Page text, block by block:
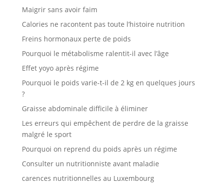
Maigrir sans avoir faim
Calories ne racontent pas toute l’histoire nutrition
Freins hormonaux perte de poids
Pourquoi le métabolisme ralentit-il avec l’âge
Effet yoyo après régime
Pourquoi le poids varie-t-il de 2 kg en quelques jours
?
Graisse abdominale difficile à éliminer
Les erreurs qui empêchent de perdre de la graisse
malgré le sport
Pourquoi on reprend du poids après un régime
Consulter un nutritionniste avant maladie
carences nutritionnelles au Luxembourg